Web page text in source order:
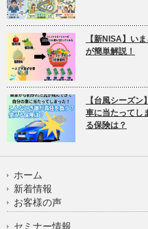
【新NISA】い
が簡単解説！
【台風シーズ
車に当たってし
る保険は？
ホーム
新着情報
お客様の声
セミナー情報